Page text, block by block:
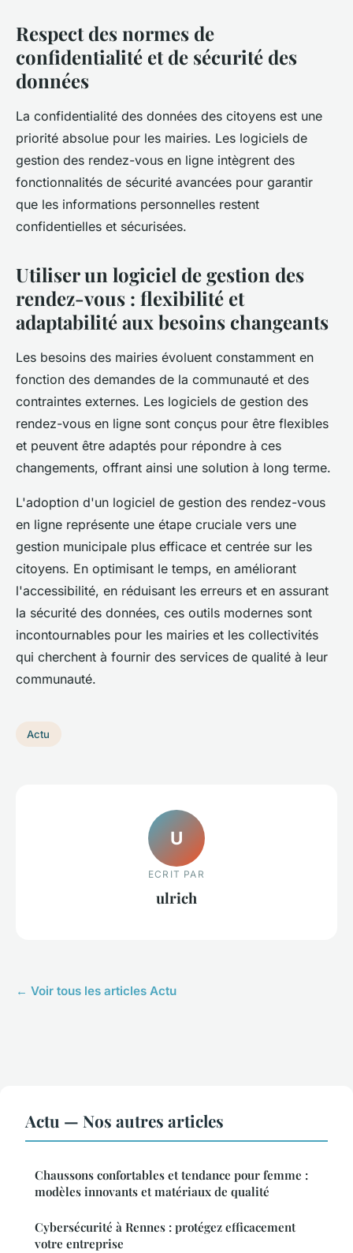
Respect des normes de
confidentialité et de sécurité des
données
La confidentialité des données des citoyens est une
priorité absolue pour les mairies. Les logiciels de
gestion des rendez-vous en ligne intègrent des
fonctionnalités de sécurité avancées pour garantir
que les informations personnelles restent
confidentielles et sécurisées.
Utiliser un logiciel de gestion des
rendez-vous : flexibilité et
adaptabilité aux besoins changeants
Les besoins des mairies évoluent constamment en
fonction des demandes de la communauté et des
contraintes externes. Les logiciels de gestion des
rendez-vous en ligne sont conçus pour être flexibles
et peuvent être adaptés pour répondre à ces
changements, offrant ainsi une solution à long terme.
L'adoption d'un logiciel de gestion des rendez-vous
en ligne représente une étape cruciale vers une
gestion municipale plus efficace et centrée sur les
citoyens. En optimisant le temps, en améliorant
l'accessibilité, en réduisant les erreurs et en assurant
la sécurité des données, ces outils modernes sont
incontournables pour les mairies et les collectivités
qui cherchent à fournir des services de qualité à leur
communauté.
Actu
U
ECRIT PAR
ulrich
← Voir tous les articles Actu
Actu — Nos autres articles
Chaussons confortables et tendance pour femme :
modèles innovants et matériaux de qualité
Cybersécurité à Rennes : protégez efficacement
votre entreprise